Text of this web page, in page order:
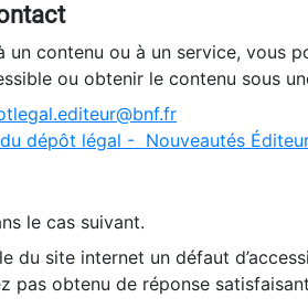
un contenu ou à un service,
ou obtenir le contenu sous
dépôt légal - Nouveautés
le cas suivant.
du site internet un défaut
pas obtenu de réponse